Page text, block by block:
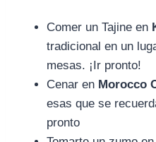
Comer un Tajine en
tradicional en un
mesas. ¡Ir pronto!
Cenar en Morocco
esas que se
pronto